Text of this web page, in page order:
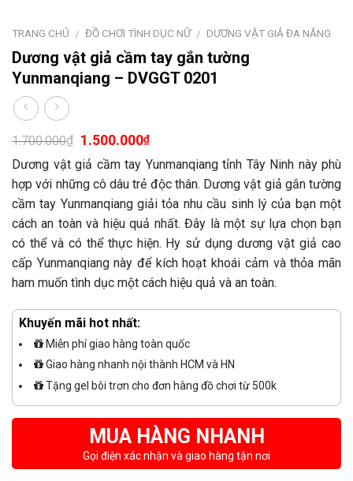
TRANG CHỦ / ĐỒ CHƠI TÌNH DỤC NỮ / DƯƠNG VẬT GIẢ ĐA NĂNG
Dương vật giả cầm tay gắn tường
Yunmanqiang – DVGGT 0201
1.700.000₫ 1.500.000₫
Dương vật giả cầm tay Yunmanqiang tỉnh Tây Ninh này phù
hợp với những cô dâu trẻ độc thân. Dương vật giả gắn tường
cầm tay Yunmanqiang giải tỏa nhu cầu sinh lý của bạn một
cách an toàn và hiệu quả nhất. Đây là một sự lựa chọn bạn
có thể và có thể thực hiện. Hy sử dụng dương vật giả cao
cấp Yunmanqiang này để kích hoạt khoái cảm và thỏa mãn
ham muốn tình dục một cách hiệu quả và an toàn.
Khuyến mãi hot nhất:
Miễn phí giao hàng toàn quốc
Giao hàng nhanh nội thành HCM và HN
Tặng gel bôi trơn cho đơn hàng đồ chơi từ 500k
MUA HÀNG NHANH
Gọi điện xác nhận và giao hàng tận nơi